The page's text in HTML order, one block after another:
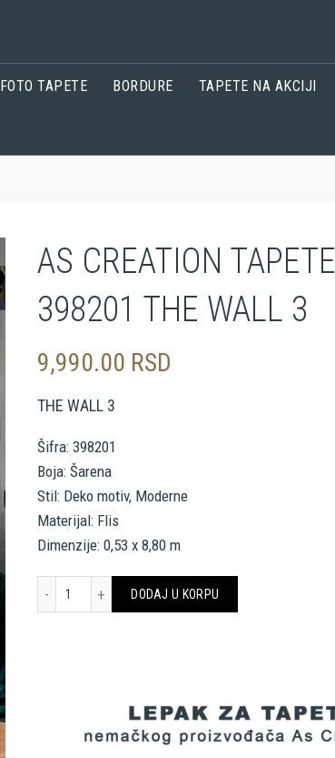
FOTO TAPETE BORDURE TAPETE NA AKCIJI
AS CREATION TAPETE
398201 THE WALL 3
9,990.00 RSD
THE WALL 3
Šifra: 398201
Boja: Šarena
Stil: Deko motiv, Moderne
Materijal: Flis
Dimenzije: 0,53 x 8,80 m
DODAJ U KORPU